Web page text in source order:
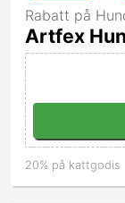
Rabatt på
Artfex
20% på kattgodis